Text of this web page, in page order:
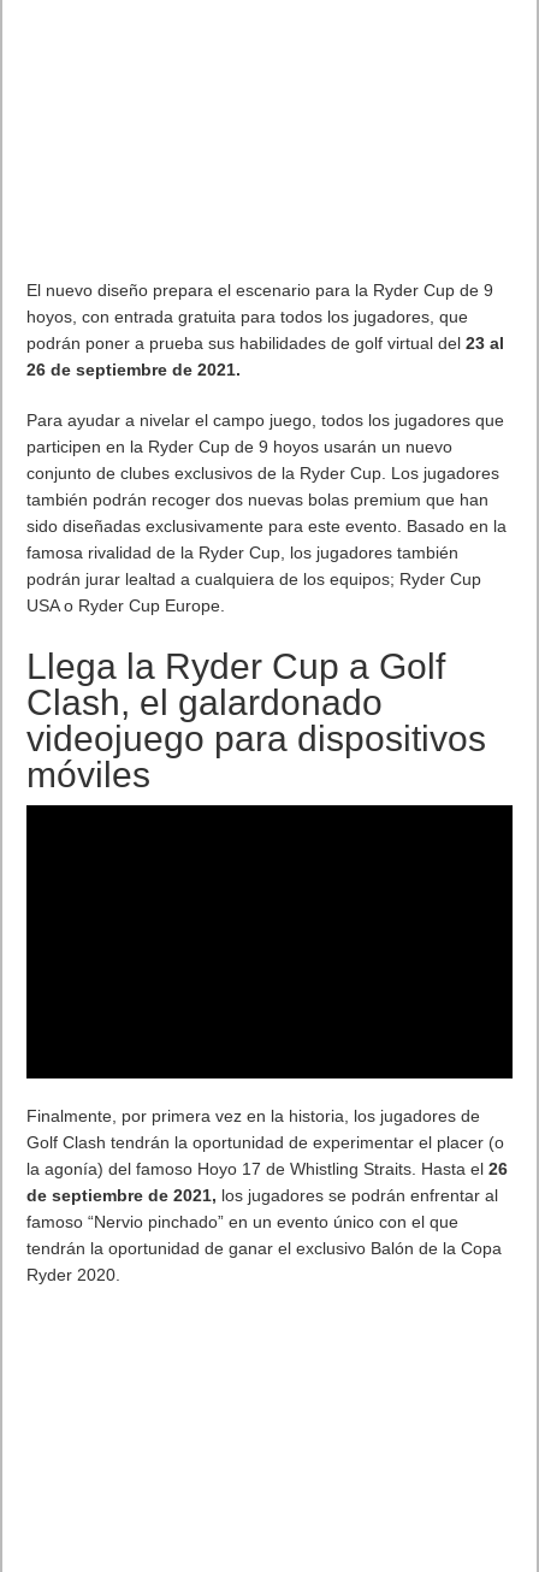
El nuevo diseño prepara el escenario para la Ryder Cup de 9
hoyos, con entrada gratuita para todos los jugadores, que
podrán poner a prueba sus habilidades de golf virtual del23 al
26 de septiembre de 2021.
Para ayudar a nivelar el campo juego, todos los jugadores que
participen en la Ryder Cup de 9 hoyos usarán un nuevo
conjunto de clubes exclusivos de la Ryder Cup. Los jugadores
también podrán recoger dos nuevas bolas premium que han
sido diseñadas exclusivamente para este evento. Basado en la
famosa rivalidad de la Ryder Cup, los jugadores también
podrán jurar lealtad a cualquiera de los equipos; Ryder Cup
USA o Ryder Cup Europe.
Llega la Ryder Cup a Golf
Clash, el galardonado
videojuego para dispositivos
móviles
Finalmente, por primera vez en la historia, los jugadores de
Golf Clash tendrán la oportunidad de experimentar el placer (o
la agonía) del famoso Hoyo 17 de Whistling Straits. Hasta el 26
de septiembre de 2021, los jugadores se podrán enfrentar al
famoso “Nervio pinchado” en un evento único con el que
tendrán la oportunidad de ganar el exclusivo Balón de la Copa
Ryder 2020.